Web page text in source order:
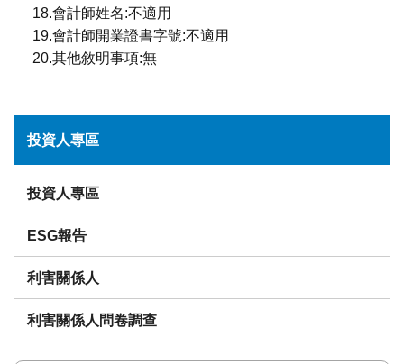
投資人專區
投資人專區
ESG報告
利害關係人
利害關係人問卷調查
18.會計師姓名:不適用
19.會計師開業證書字號:不適用
20.其他敘明事項:無